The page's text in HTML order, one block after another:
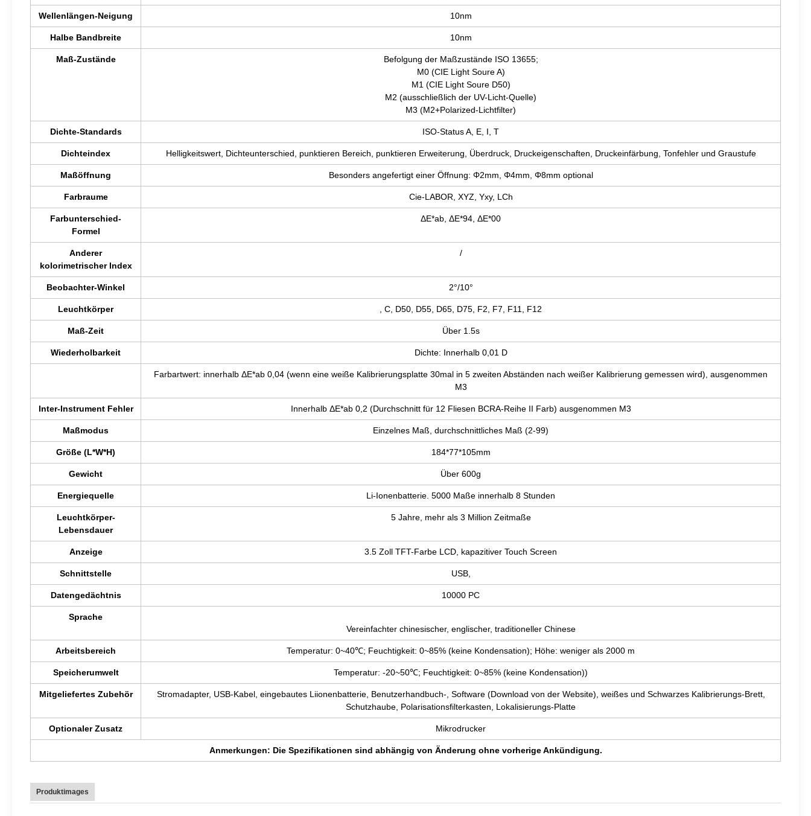
Wellenlängen-Neigung 10nm
Halbe Bandbreite 10nm
Maß-Zustände
Befolgung der Maßzustände ISO 13655;
M0 (CIE Light Soure A)
M1 (CIE Light Soure D50)
M2 (ausschließlich der UV-Licht-Quelle)
M3 (M2+Polarized-Lichtfilter)
Dichte-Standards ISO-Status A, E, I, T
Dichteindex Helligkeitswert, Dichteunterschied, punktieren Bereich, punktieren Erweiterung, Überdruck, Druckeigenschaften, Druckeinfärbung, Tonfehler und Graustufe
Maßöffnung Besonders angefertigt einer Öffnung: Φ2mm, Φ4mm, Φ8mm optional
Farbraume Cie-LABOR, XYZ, Yxy, LCh
Farbunterschied-
Formel
ΔE*ab, ΔE*94, ΔE*00
Anderer
kolorimetrischer Index
/
Beobachter-Winkel 2°/10°
Leuchtkörper , C, D50, D55, D65, D75, F2, F7, F11, F12
Maß-Zeit Über 1.5s
Wiederholbarkeit Dichte: Innerhalb 0,01 D
Farbartwert: innerhalb ΔE*ab 0,04 (wenn eine weiße Kalibrierungsplatte 30mal in 5 zweiten Abständen nach weißer Kalibrierung gemessen wird), ausgenommen
M3
Inter-Instrument Fehler Innerhalb ΔE*ab 0,2 (Durchschnitt für 12 Fliesen BCRA-Reihe II Farb) ausgenommen M3
Maßmodus Einzelnes Maß, durchschnittliches Maß (2-99)
Größe (L*W*H) 184*77*105mm
Gewicht Über 600g
Energiequelle Li-Ionenbatterie. 5000 Maße innerhalb 8 Stunden
Leuchtkörper-
Lebensdauer
5 Jahre, mehr als 3 Million Zeitmaße
Anzeige 3.5 Zoll TFT-Farbe LCD, kapazitiver Touch Screen
Schnittstelle USB,
Datengedächtnis 10000 PC
Sprache
Vereinfachter chinesischer, englischer, traditioneller Chinese
Arbeitsbereich Temperatur: 0~40℃; Feuchtigkeit: 0~85% (keine Kondensation); Höhe: weniger als 2000 m
Speicherumwelt Temperatur: -20~50℃; Feuchtigkeit: 0~85% (keine Kondensation))
Mitgeliefertes Zubehör
Stromadapter, USB-Kabel, eingebautes Liionenbatterie, Benutzerhandbuch-, Software (Download von der Website), weißes und Schwarzes Kalibrierungs-Brett,
Schutzhaube, Polarisationsfilterkasten, Lokalisierungs-Platte
Optionaler Zusatz Mikrodrucker
Anmerkungen: Die Spezifikationen sind abhängig von Änderung ohne vorherige Ankündigung.
Produktimages